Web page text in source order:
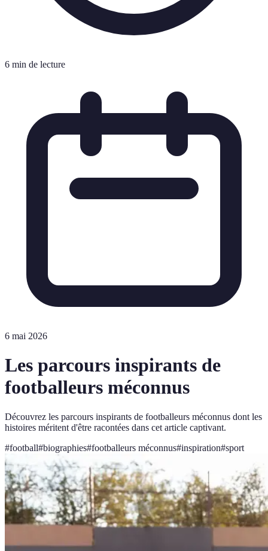
6 min de lecture
6 mai 2026
Les parcours inspirants de
footballeurs méconnus
Découvrez les parcours inspirants de footballeurs méconnus dont les
histoires méritent d'être racontées dans cet article captivant.
#football#biographies#footballeurs méconnus#inspiration#sport